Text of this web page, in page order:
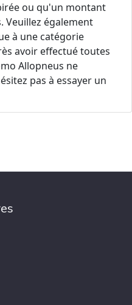
ou qu'un montant
Veuillez également
à une catégorie
avoir effectué toutes
Allopneus ne
pas à essayer un